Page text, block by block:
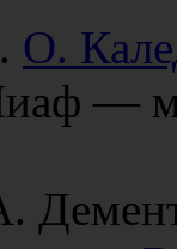
О.
—